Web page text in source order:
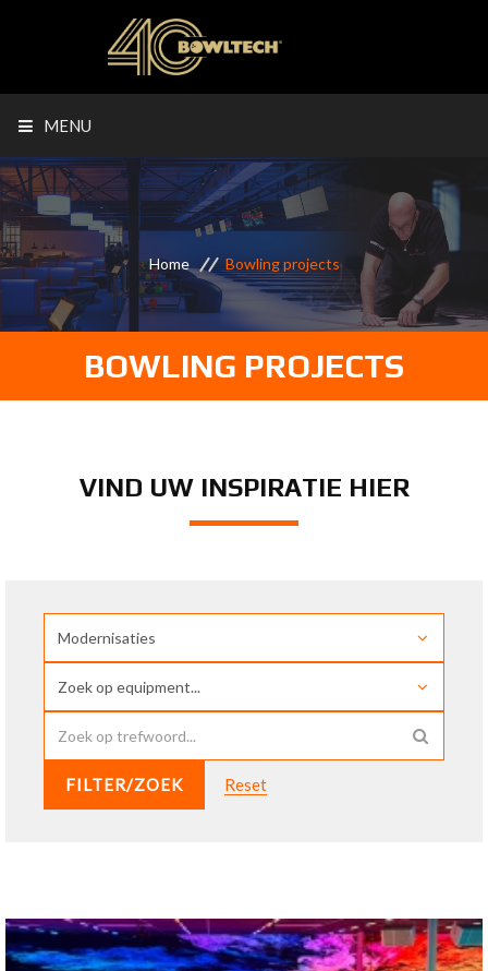
MENU
Home Bowling projects
BOWLING PROJECTS
VIND UW INSPIRATIE HIER
FILTER/ZOEK Reset